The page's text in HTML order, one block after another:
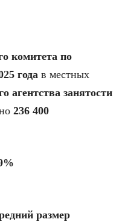
комитета по
года в местных
агентства занятости
236 400
размер